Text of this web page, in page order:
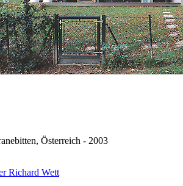
Österreich - 2003
Richard Wett